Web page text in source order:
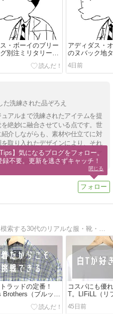
・ボーイのブリー
別注ミリタリーキ
ッグとヘルメットバ
アディダス・
のヌバック地
パー
4日前
た洗練された品ぞろえ
アルまで洗練されたアイテムを提
絶妙に融合させている点です。世
介しながらも、素材や仕立てに対
取り入れたデザインにより、それ
加しています。読者に上質なファ
心を刺激する内容です。
自分なりのトラッドスタイルを模索する30代のリアルな服・靴・時計etc…について
ラッドの定番！
Brothers（ブルック
ザーズ）のマドラス
シャツをレビュ
コスパにも優
T。LIFiLL（リ
COTTONY
ー！
45日前
Tips】気になるブログをフォロー。
録不要。更新を逃さずキャッチ！
閉じる